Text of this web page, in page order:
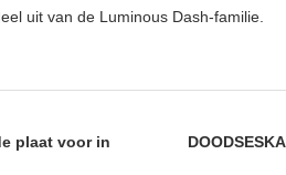
uit van de Luminous Dash-familie.
plaat voor in